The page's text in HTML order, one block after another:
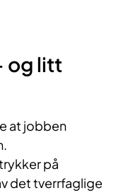
og litt
at jobben
på
det tverrfaglige